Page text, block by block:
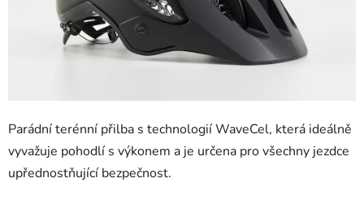
Parádní terénní přilba s technologií WaveCel, která ideálně
vyvažuje pohodlí s výkonem a je určena pro všechny jezdce
upřednostňující bezpečnost.